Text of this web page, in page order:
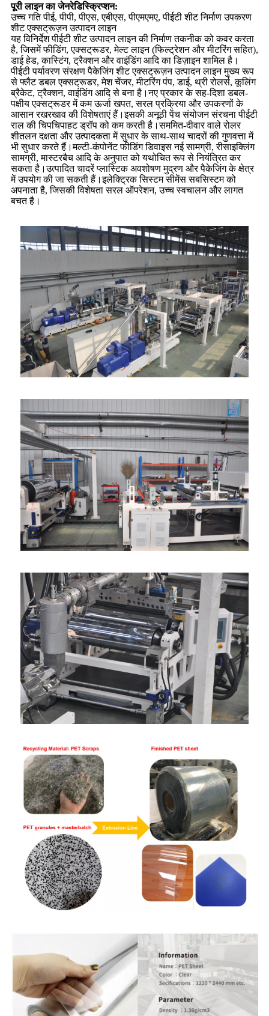
पूरी लाइन का जेनरेडिस्क्रिप्शन:
उच्च गति पीई, पीपी, पीएस, एबीएस, पीएमएमए, पीईटी शीट निर्माण उपकरण
शीट एक्सट्रूज़न उत्पादन लाइन
यह विनिर्देश पीईटी शीट उत्पादन लाइन की निर्माण तकनीक को कवर करता
है, जिसमें फीडिंग, एक्सट्रूडर, मेल्ट लाइन (फिल्ट्रेशन और मीटरिंग सहित),
डाई हेड, कास्टिंग, ट्रैक्शन और वाइंडिंग आदि का डिज़ाइन शामिल है।
पीईटी पर्यावरण संरक्षण पैकेजिंग शीट एक्सट्रूज़न उत्पादन लाइन मुख्य रूप
से फ्लैट डबल एक्सट्रूडर, मेश चेंजर, मीटरिंग पंप, डाई, थ्री रोलर्स, कूलिंग
ब्रैकेट, ट्रैक्शन, वाइंडिंग आदि से बना है।नए प्रकार के सह-दिशा डबल-
पक्षीय एक्सट्रूडर में कम ऊर्जा खपत, सरल प्रक्रिया और उपकरणों के
आसान रखरखाव की विशेषताएं हैं।इसकी अनूठी पेंच संयोजन संरचना पीईटी
राल की चिपचिपाहट ड्रॉप को कम करती है।सममित-दीवार वाले रोलर
शीतलन दक्षता और उत्पादकता में सुधार के साथ-साथ चादरों की गुणवत्ता में
भी सुधार करते हैं।मल्टी-कंपोनेंट फीडिंग डिवाइस नई सामग्री, रीसाइक्लिंग
सामग्री, मास्टरबैच आदि के अनुपात को यथोचित रूप से नियंत्रित कर
सकता है।उत्पादित चादरें प्लास्टिक अवशोषण मुद्रण और पैकेजिंग के क्षेत्र
में उपयोग की जा सकती हैं।इलेक्ट्रिक सिस्टम सीमेंस सबसिस्टम को
अपनाता है, जिसकी विशेषता सरल ऑपरेशन, उच्च स्वचालन और लागत
बचत है।